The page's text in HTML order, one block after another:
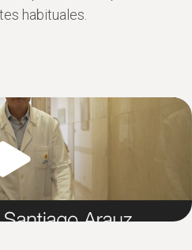
habituales.